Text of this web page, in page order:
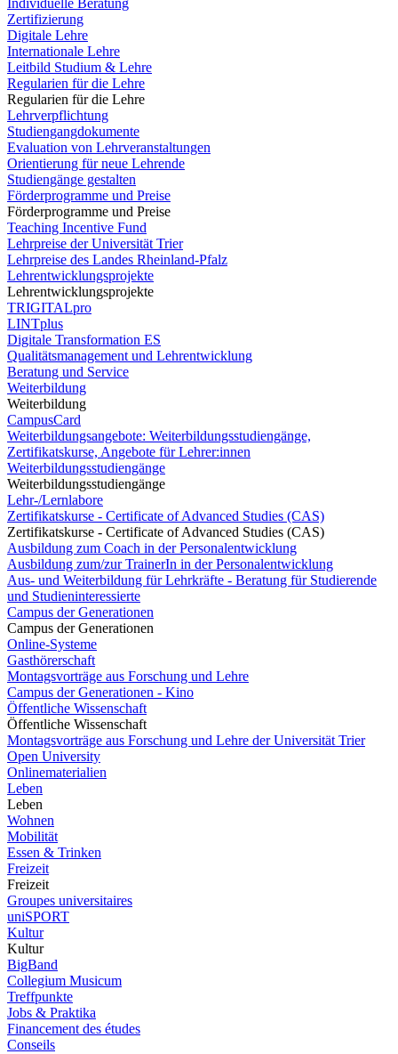
Individuelle Beratung
Zertifizierung
Digitale Lehre
Internationale Lehre
Leitbild Studium & Lehre
Regularien für die Lehre
Regularien für die Lehre
Lehrverpflichtung
Studiengangdokumente
Evaluation von Lehrveranstaltungen
Orientierung für neue Lehrende
Studiengänge gestalten
Förderprogramme und Preise
Förderprogramme und Preise
Teaching Incentive Fund
Lehrpreise der Universität Trier
Lehrpreise des Landes Rheinland-Pfalz
Lehrentwicklungsprojekte
Lehrentwicklungsprojekte
TRIGITALpro
LINTplus
Digitale Transformation ES
Qualitätsmanagement und Lehrentwicklung
Beratung und Service
Weiterbildung
Weiterbildung
CampusCard
Weiterbildungsangebote: Weiterbildungsstudiengänge,
Zertifikatskurse, Angebote für Lehrer:innen
Weiterbildungsstudiengänge
Weiterbildungsstudiengänge
Lehr-/Lernlabore
Zertifikatskurse - Certificate of Advanced Studies (CAS)
Zertifikatskurse - Certificate of Advanced Studies (CAS)
Ausbildung zum Coach in der Personalentwicklung
Ausbildung zum/zur TrainerIn in der Personalentwicklung
Aus- und Weiterbildung für Lehrkräfte - Beratung für Studierende
und Studieninteressierte
Campus der Generationen
Campus der Generationen
Online-Systeme
Gasthörerschaft
Montagsvorträge aus Forschung und Lehre
Campus der Generationen - Kino
Öffentliche Wissenschaft
Öffentliche Wissenschaft
Montagsvorträge aus Forschung und Lehre der Universität Trier
Open University
Onlinematerialien
Leben
Leben
Wohnen
Mobilität
Essen & Trinken
Freizeit
Freizeit
Groupes universitaires
uniSPORT
Kultur
Kultur
BigBand
Collegium Musicum
Treffpunkte
Jobs & Praktika
Financement des études
Conseils